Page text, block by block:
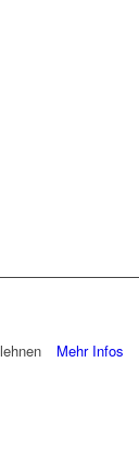
Mehr Infos